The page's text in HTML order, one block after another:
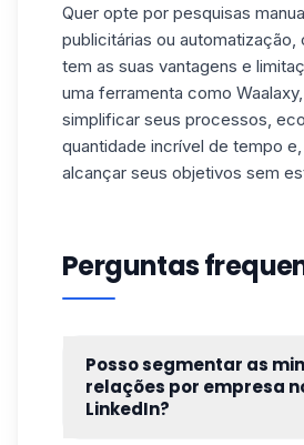
Quer opte por pesquisas
publicitárias ou automatização,
tem as suas vantagens e
uma ferramenta como
simplificar seus processos,
quantidade incrível de tempo
alcançar seus objetivos sem
Perguntas
Posso segmentar as
relações por empresa
LinkedIn?